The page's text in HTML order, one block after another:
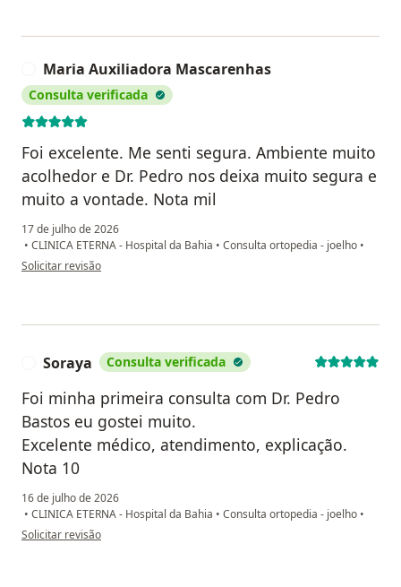
Maria Auxiliadora Mascarenhas
Consulta verificada
Foi excelente. Me senti segura. Ambiente muito
acolhedor e Dr. Pedro nos deixa muito segura e
muito a vontade. Nota mil
17 de julho de 2026
• CLINICA ETERNA - Hospital da Bahia • Consulta ortopedia - joelho •
na opinião do utilizador Maria Auxiliadora Mascarenhas
Solicitar revisão
Soraya Consulta verificada
Foi minha primeira consulta com Dr. Pedro
Bastos eu gostei muito.
Excelente médico, atendimento, explicação.
Nota 10
16 de julho de 2026
• CLINICA ETERNA - Hospital da Bahia • Consulta ortopedia - joelho •
na opinião do utilizador Soraya
Solicitar revisão